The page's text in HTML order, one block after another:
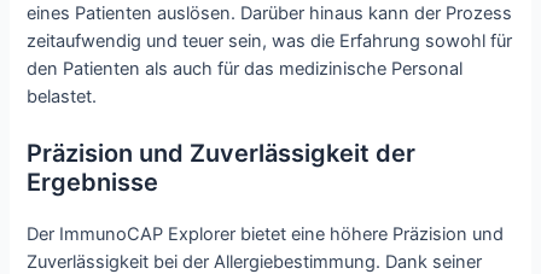
eines Patienten auslösen. Darüber hinaus kann der Prozess
zeitaufwendig und teuer sein, was die Erfahrung sowohl für
den Patienten als auch für das medizinische Personal
belastet.
Präzision und Zuverlässigkeit der
Ergebnisse
Der ImmunoCAP Explorer bietet eine höhere Präzision und
Zuverlässigkeit bei der Allergiebestimmung. Dank seiner